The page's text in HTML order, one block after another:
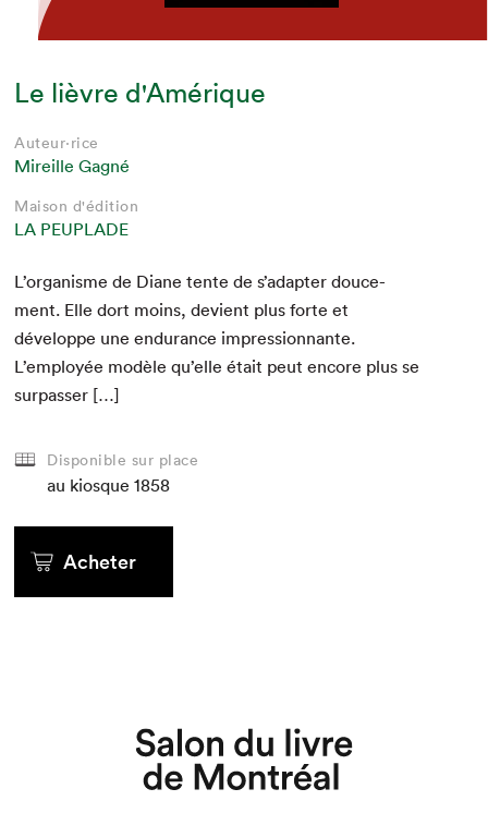
Que cherchez-vous?
Le lièvre d'Amérique
Auteur·rice
Mireille Gagné
Maison d'édition
LA PEUPLADE
L’organisme de Diane tente de s’adapter douce­
ment. Elle dort moins, devient plus forte et
développe une endurance impres­sion­nante.
L’employée mod­èle qu’elle était peut encore plus se
surpasser […]
Disponible sur place
au kiosque 1858
Acheter